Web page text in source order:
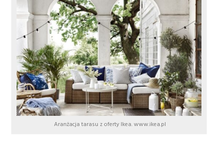
Aranżacja tarasu z oferty Ikea. www.ikea.pl